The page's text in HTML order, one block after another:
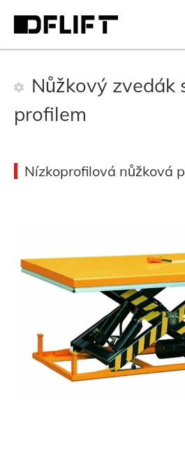
Nůžkový zvedák
profilem
Nízkoprofilová nůžková